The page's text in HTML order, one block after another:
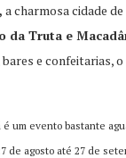
a charmosa cidade
da Truta e
e confeitarias,
é um evento bastante
agosto até 27 de